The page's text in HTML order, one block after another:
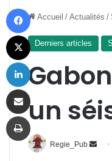
Accueil / Actualités /
Derniers articles
un
Regie_Pub
X
Imprimer